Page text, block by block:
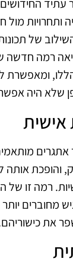
החידושים
ותחרויות מול
של
רמה חדשה
הללו,
שלא היה
אישית
אתגרים
והופכת אותה
רמה זו של
מחוברים
את